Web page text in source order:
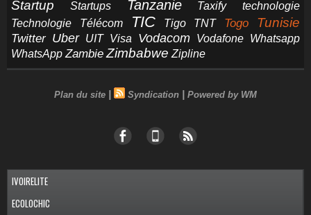
Startup Startups Tanzanie Taxify
technologie
Technologie
Télécom TIC Tigo TNT Togo Tunisie
Twitter Uber UIT Visa Vodacom Vodafone Whatsapp
WhatsApp Zambie Zimbabwe Zipline
Plan du site | Syndication | Powered by WM
IVOIRELITE
ECOLOCHIC